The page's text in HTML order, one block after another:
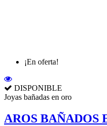
¡En oferta!
DISPONIBLE
Joyas bañadas en oro
AROS BAÑADOS